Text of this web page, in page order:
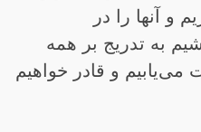
و آنها را در
به تدریج بر همه
می‌یابیم و قادر خواهیم